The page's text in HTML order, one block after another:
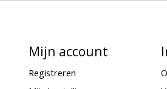
Mijn account
Registreren